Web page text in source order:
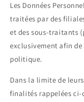
Les Données
traitées par des
et des sous-traitants
exclusivement afin
politique.
Dans la limite de
finalités rappelées ci-